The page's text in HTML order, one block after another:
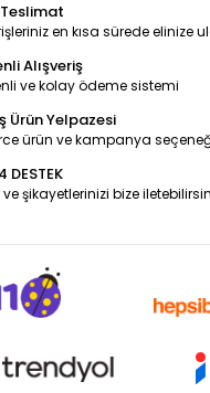
Teslimat
en kısa sürede elinize
Alışveriş
ve kolay ödeme sistemi
Ürün Yelpazesi
ürün ve kampanya
DESTEK
ve şikayetlerinizi bize